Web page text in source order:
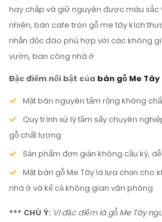
hay chắp vá giữ nguyên được màu sắc
nhiên, bàn cafe tròn gỗ me tây kích
nhắn độc đáo phù hợp với các không
vườn, ban công nhà ở
Đặc điểm nổi bật của bàn gỗ Me Tây
Mặt bàn nguyên tấm rộng không
Quy trình xử lý tầm sấy chuyên
gỗ chất lượng
Sản phẩm đơn giản không cầu kỳ,
Mặt bàn gỗ Me Tây là lựa chọn cho
nhà ở và kể cả không gian văn phòng
*** CHÚ Ý: Vì đặc điểm là gỗ Me Tây